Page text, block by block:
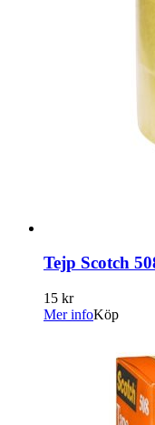
Tejp Scotch
15 kr
Mer infoKöp